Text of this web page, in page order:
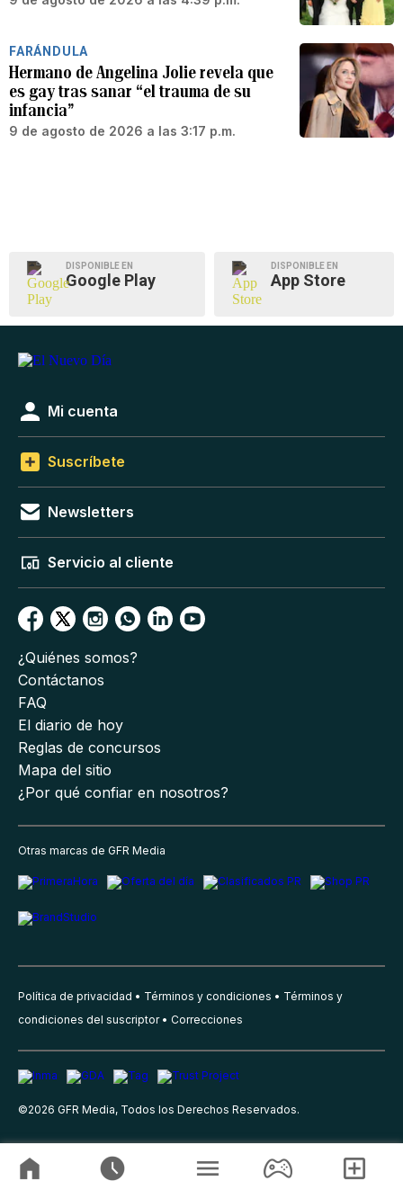
FARÁNDULA
Hermano de Angelina Jolie revela que
es gay tras sanar “el trauma de su
infancia”
9 de agosto de 2026 a las 3:17 p.m.
DISPONIBLE EN
Google Play
DISPONIBLE EN
App Store
Mi cuenta
Suscríbete
Newsletters
Servicio al cliente
¿Quiénes somos?
Contáctanos
FAQ
El diario de hoy
Reglas de concursos
Mapa del sitio
¿Por qué confiar en nosotros?
Otras marcas de GFR Media
Política de privacidad Términos y condiciones
Términos y
condiciones del suscriptor
Correcciones
©2026 GFR Media, Todos los Derechos Reservados.